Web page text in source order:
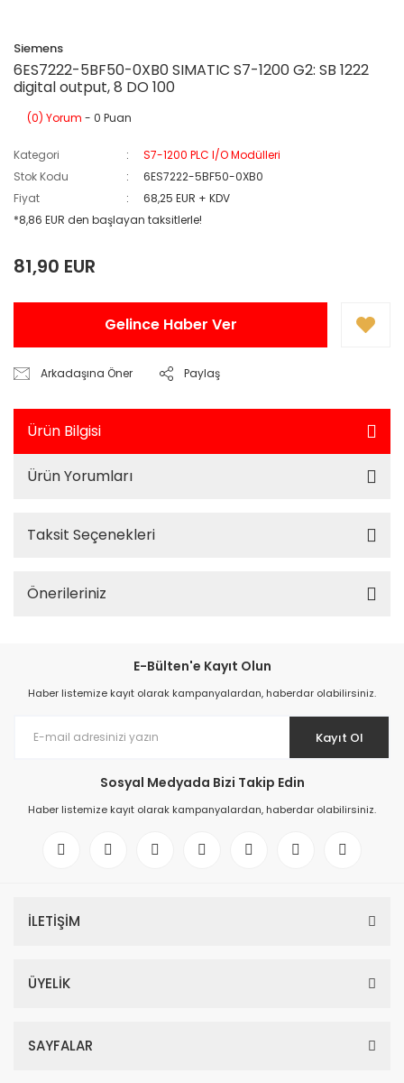
Siemens
6ES7222-5BF50-0XB0 SIMATIC S7-1200 G2: SB 1222
digital output, 8 DO 100
(0) Yorum - 0 Puan
Kategori
S7-1200 PLC I/O Modülleri
Stok Kodu
6ES7222-5BF50-0XB0
Fiyat
68,25 EUR + KDV
*8,86 EUR den başlayan taksitlerle!
81,90 EUR
Gelince Haber Ver
Arkadaşına Öner Paylaş
Ürün Bilgisi
Ürün Yorumları
Taksit Seçenekleri
Önerileriniz
E-Bülten'e Kayıt Olun
Haber listemize kayıt olarak kampanyalardan, haberdar olabilirsiniz.
Kayıt Ol
Sosyal Medyada Bizi Takip Edin
Haber listemize kayıt olarak kampanyalardan, haberdar olabilirsiniz.
İLETİŞİM
ÜYELİK
SAYFALAR